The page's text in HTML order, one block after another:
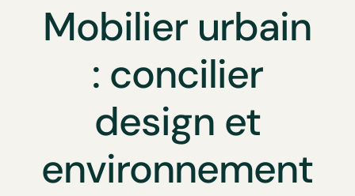
Mobilier urbain
: concilier
design et
environnement